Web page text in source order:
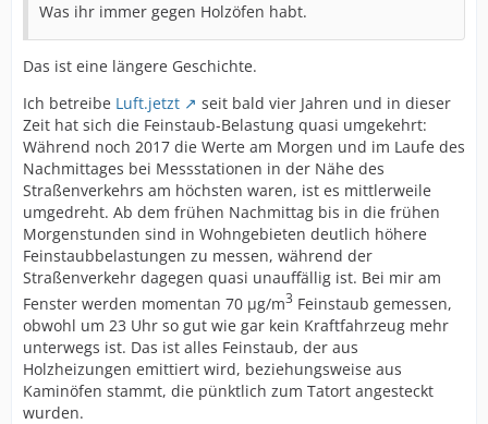
Was ihr immer gegen Holzöfen habt.
Das ist eine längere Geschichte.
Ich betreibe Luft.jetzt
seit bald vier Jahren und in dieser
Zeit hat sich die Feinstaub-Belastung quasi umgekehrt:
Während noch 2017 die Werte am Morgen und im Laufe des
Nachmittages bei Messstationen in der Nähe des
Straßenverkehrs am höchsten waren, ist es mittlerweile
umgedreht. Ab dem frühen Nachmittag bis in die frühen
Morgenstunden sind in Wohngebieten deutlich höhere
Feinstaubbelastungen zu messen, während der
Straßenverkehr dagegen quasi unauffällig ist. Bei mir am
Fenster werden momentan 70 µg/m3 Feinstaub gemessen,
obwohl um 23 Uhr so gut wie gar kein Kraftfahrzeug mehr
unterwegs ist. Das ist alles Feinstaub, der aus
Holzheizungen emittiert wird, beziehungsweise aus
Kaminöfen stammt, die pünktlich zum Tatort angesteckt
wurden.